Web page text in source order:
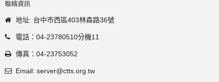
聯絡資訊
地址: 台中市西區403林森路36號
電話：04-23780510分機11
傳真：04-23753052
Email: server@ctts.org.tw